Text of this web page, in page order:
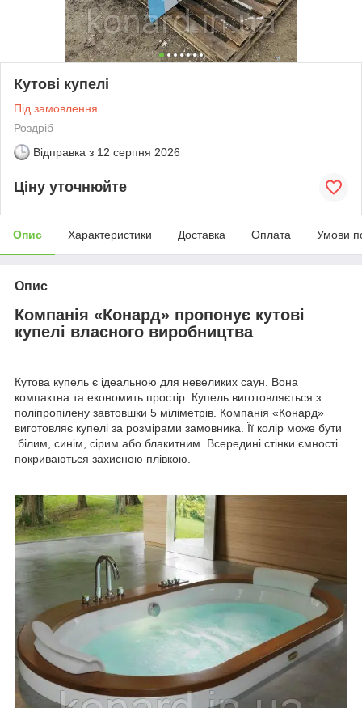
Кутові купелі
Під замовлення
Роздріб
Відправка з 12 серпня 2026
Ціну уточнюйте
Опис Характеристики Доставка Оплата Умови
Опис
Компанія «Конард» пропонує кутові
купелі власного виробництва
Кутова купель є ідеальною для невеликих саун. Вона
компактна та економить простір. Купель виготовляється з
поліпропілену завтовшки 5 міліметрів. Компанія «Конард»
виготовляє купелі за розмірами замовника. Її колір може бути
білим, синім, сірим або блакитним. Всередині стінки ємності
покриваються захисною плівкою.